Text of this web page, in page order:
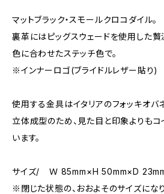
マットブラック・スモールクロコダイル。
裏革にはピッグスウェードを使用した贅
色に合わせたステッチ色で。
※インナーロゴ(ブライドルレザー貼り)
使用する金具はイタリアのフォッキオバ
立体成型のため、見た目と印象よりもコ
います。
サイズ/ Ｗ 85mm×H 50mm×D
※閉じた状態の、おおよそのサイズになり